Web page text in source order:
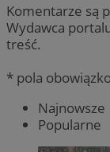
Komentarze są
Wydawca
treść.
* pola
Najnowsze
Popularne